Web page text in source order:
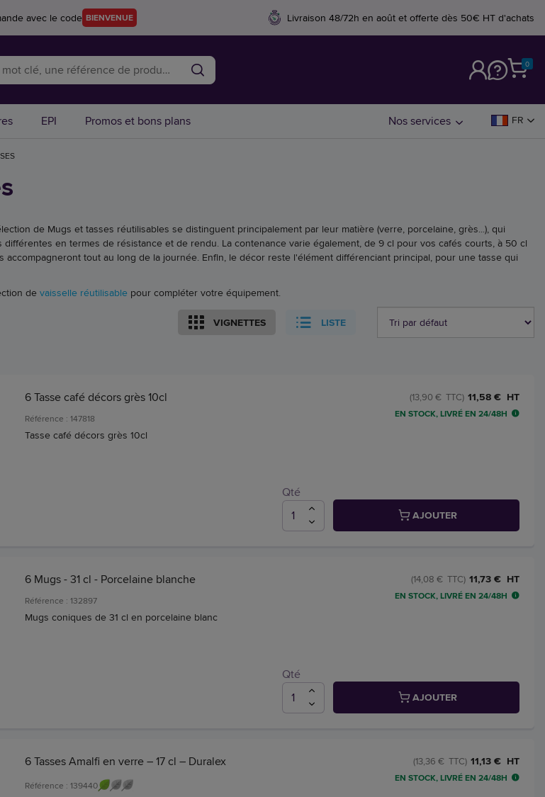
avec le code BIENVENUE Livraison 48/72h en août et offerte dès 50€ HT d'achats
0
EPI Promos et bons plans Nos services FR
de Mugs et tasses réutilisables se distinguent principalement par leur matière (verre, porcelaine, grès...), qui
en termes de résistance et de rendu. La contenance varie également, de 9 cl pour vos cafés courts, à 50 cl
tout au long de la journée. Enfin, le décor reste l'élément différenciant principal, pour une tasse qui
de vaisselle réutilisable pour compléter votre équipement.
VIGNETTES LISTE
6 Tasse café décors grès 10cl
Référence : 147818
Tasse café décors grès 10cl
11,58 € HT
(13,90 € TTC)
EN STOCK, LIVRÉ EN 24/48H
Qté
AJOUTER
6 Mugs - 31 cl - Porcelaine blanche
Référence : 132897
Mugs coniques de 31 cl en porcelaine blanc
11,73 € HT
(14,08 € TTC)
EN STOCK, LIVRÉ EN 24/48H
Qté
AJOUTER
6 Tasses Amalfi en verre – 17 cl – Duralex
Référence : 139440
11,13 € HT
(13,36 € TTC)
EN STOCK, LIVRÉ EN 24/48H